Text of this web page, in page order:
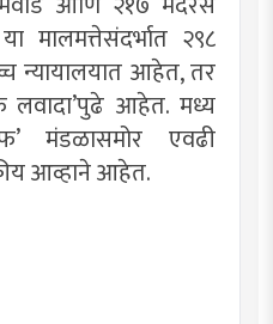
२९८
न्यायालयात आहेत, तर
आहेत. मध्य
मंडळासमोर एवढी
आव्हाने आहेत.